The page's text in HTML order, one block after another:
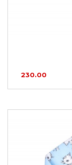
230.00